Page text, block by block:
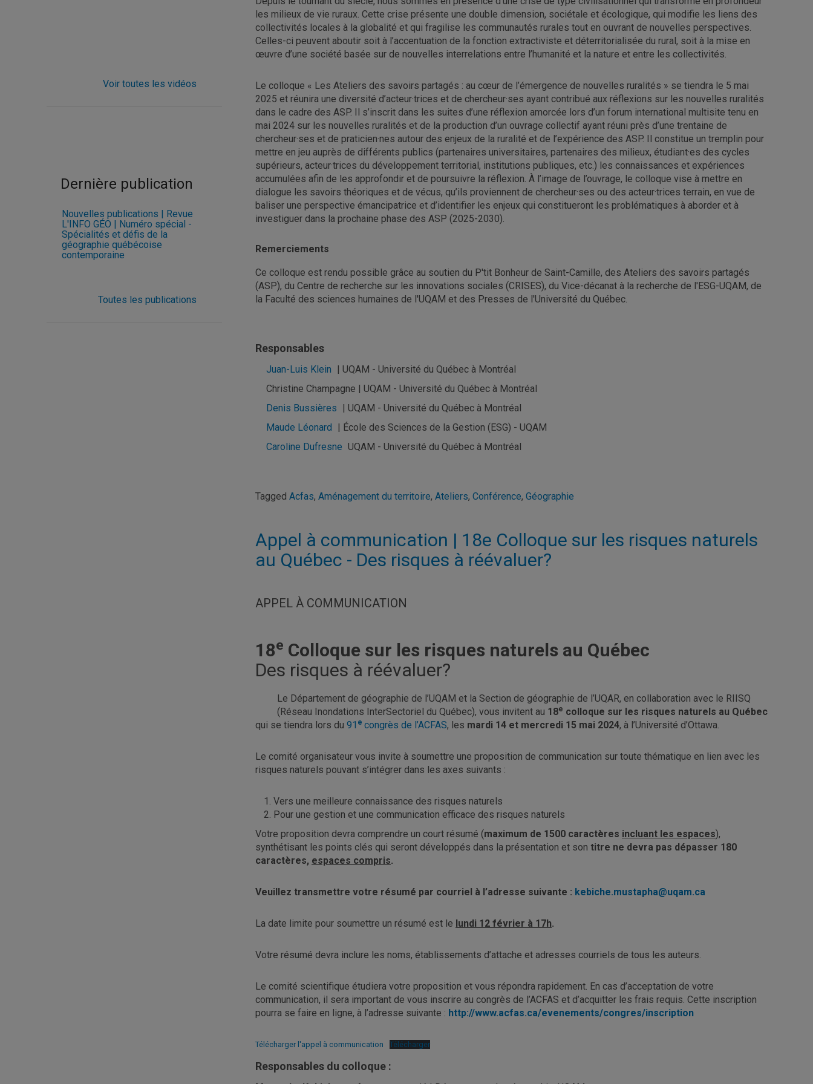
Voir toutes les vidéos
Dernière publication
Nouvelles publications | Revue
L'INFO GÉO | Numéro spécial -
Spécialités et défis de la
géographie québécoise
contemporaine
Toutes les publications
les milieux de vie ruraux. Cette crise présente une double dimension, sociétale et écologique, qui modifie les liens des
collectivités locales à la globalité et qui fragilise les communautés rurales tout en ouvrant de nouvelles perspectives.
Celles-ci peuvent aboutir soit à l’accentuation de la fonction extractiviste et déterritorialisée du rural, soit à la mise en
œuvre d’une société basée sur de nouvelles interrelations entre l’humanité et la nature et entre les collectivités.
Le colloque « Les Ateliers des savoirs partagés : au cœur de l’émergence de nouvelles ruralités » se tiendra le 5 mai
2025 et réunira une diversité d’acteur·trices et de chercheur·ses ayant contribué aux réflexions sur les nouvelles ruralités
dans le cadre des ASP. Il s’inscrit dans les suites d’une réflexion amorcée lors d’un forum international multisite tenu en
mai 2024 sur les nouvelles ruralités et de la production d’un ouvrage collectif ayant réuni près d’une trentaine de
chercheur·ses et de praticien·nes autour des enjeux de la ruralité et de l’expérience des ASP. Il constitue un tremplin pour
mettre en jeu auprès de différents publics (partenaires universitaires, partenaires des milieux, étudiant·es des cycles
supérieurs, acteur·trices du développement territorial, institutions publiques, etc.) les connaissances et expériences
accumulées afin de les approfondir et de poursuivre la réflexion. À l’image de l’ouvrage, le colloque vise à mettre en
dialogue les savoirs théoriques et de vécus, qu’ils proviennent de chercheur·ses ou des acteur·trices terrain, en vue de
baliser une perspective émancipatrice et d’identifier les enjeux qui constitueront les problématiques à aborder et à
investiguer dans la prochaine phase des ASP (2025-2030).
Remerciements
Ce colloque est rendu possible grâce au soutien du P'tit Bonheur de Saint-Camille, des Ateliers des savoirs partagés
(ASP), du Centre de recherche sur les innovations sociales (CRISES), du Vice-décanat à la recherche de l'ESG-UQAM, de
la Faculté des sciences humaines de l'UQAM et des Presses de l'Université du Québec.
Responsables
Juan-Luis Klein | UQAM - Université du Québec à Montréal
Christine Champagne | UQAM - Université du Québec à Montréal
Denis Bussières | UQAM - Université du Québec à Montréal
Maude Léonard | École des Sciences de la Gestion (ESG) - UQAM
Caroline Dufresne UQAM - Université du Québec à Montréal
Tagged Acfas, Aménagement du territoire, Ateliers, Conférence, Géographie
Appel à communication | 18e Colloque sur les risques naturels
au Québec - Des risques à réévaluer?
APPEL À COMMUNICATION
18e Colloque sur les risques naturels au Québec
Des risques à réévaluer?
Le Département de géographie de l’UQAM et la Section de géographie de l’UQAR, en collaboration avec le RIISQ
(Réseau Inondations InterSectoriel du Québec), vous invitent au 18e colloque sur les risques naturels au Québec
qui se tiendra lors du 91 e congrès de l’ACFAS, les mardi 14 et mercredi 15 mai 2024, à l’Université d’Ottawa.
Le comité organisateur vous invite à soumettre une proposition de communication sur toute thématique en lien avec les
risques naturels pouvant s’intégrer dans les axes suivants :
Vers une meilleure connaissance des risques naturels
Pour une gestion et une communication efficace des risques naturels
Votre proposition devra comprendre un court résumé (maximum de 1500 caractères incluant les espaces),
synthétisant les points clés qui seront développés dans la présentation et son titre ne devra pas dépasser 180
caractères, espaces compris.
Veuillez transmettre votre résumé par courriel à l’adresse suivante : kebiche.mustapha@uqam.ca
La date limite pour soumettre un résumé est le lundi 12 février à 17h.
Votre résumé devra inclure les noms, établissements d’attache et adresses courriels de tous les auteurs.
Le comité scientifique étudiera votre proposition et vous répondra rapidement. En cas d’acceptation de votre
communication, il sera important de vous inscrire au congrès de l’ACFAS et d’acquitter les frais requis. Cette inscription
pourra se faire en ligne, à l’adresse suivante : http://www.acfas.ca/evenements/congres/inscription
Télécharger l'appel à communication Télécharger
Responsables du colloque :